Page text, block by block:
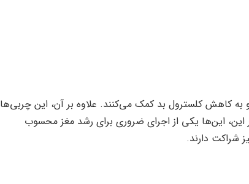
کاهش کلسترول بد کمک می‌کنند. علاوه بر آن، این چربی‌ها
این‌ها یکی از اجرای ضروری برای رشد مغز محسوب
شراکت دارند.